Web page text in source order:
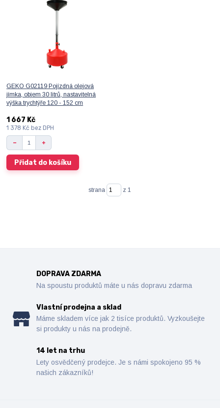
GEKO G02119 Pojízdná olejová
jímka, objem 30 litrů, nastavitelná
výška trychtýře 120 - 152 cm
1 667 Kč
1 378 Kč bez DPH
Přidat do košíku
strana z 1
DOPRAVA ZDARMA
Na spoustu produktů máte u nás dopravu zdarma
Vlastní prodejna a sklad
Máme skladem více jak 2 tisíce produktů. Vyzkoušejte
si produkty u nás na prodejně.
14 let na trhu
Lety osvědčený prodejce. Je s námi spokojeno 95 %
našich zákazníků!